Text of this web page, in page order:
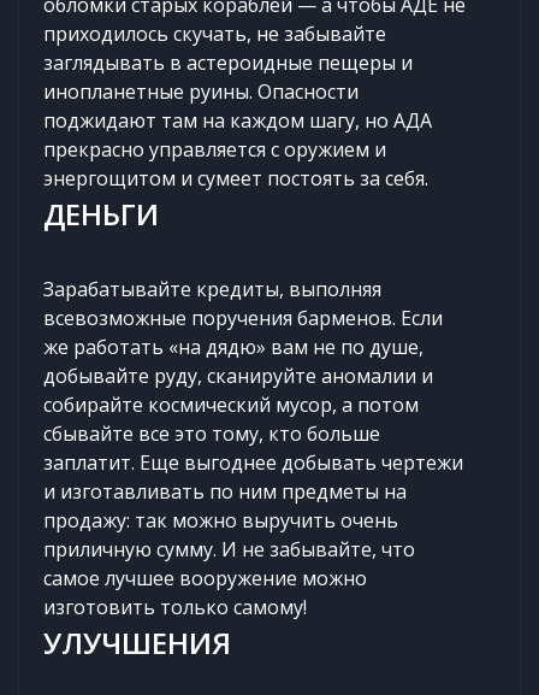
приходилось скучать, не забывайте
заглядывать в астероидные пещеры и
инопланетные руины. Опасности
поджидают там на каждом шагу, но АДА
прекрасно управляется с оружием и
энергощитом и сумеет постоять за себя.
ДЕНЬГИ
Зарабатывайте кредиты, выполняя
всевозможные поручения барменов. Если
же работать «на дядю» вам не по душе,
добывайте руду, сканируйте аномалии и
собирайте космический мусор, а потом
сбывайте все это тому, кто больше
заплатит. Еще выгоднее добывать чертежи
и изготавливать по ним предметы на
продажу: так можно выручить очень
приличную сумму. И не забывайте, что
самое лучшее вооружение можно
изготовить только самому!
УЛУЧШЕНИЯ